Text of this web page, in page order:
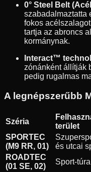
0° Steel Belt
szabadalmaztatta
fokos
tartja az abroncs
kormánynak.
Interact™
zónánként állítják
pedig rugalmas
A legnépszerűbb
Széria
terület
SPORTEC
(M9 RR, 01)
és utcai
ROADTEC
(01 SE, 02)
Sport-túra